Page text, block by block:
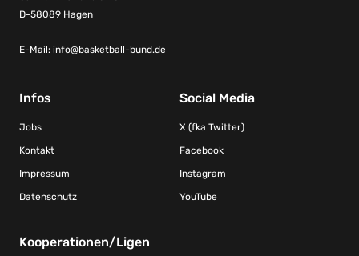
D-58089 Hagen
E-Mail: info@basketball-bund.de
Infos
Jobs
Kontakt
Impressum
Datenschutz
Social Media
X (fka Twitter)
Facebook
Instagram
YouTube
Kooperationen/Ligen